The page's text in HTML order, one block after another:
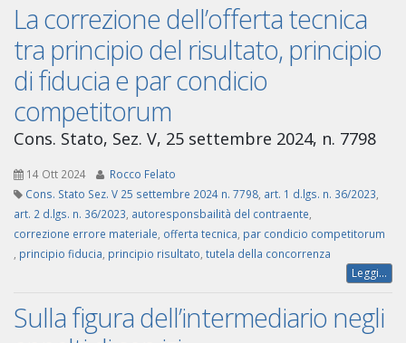
La correzione dell’offerta tecnica
tra principio del risultato, principio
di fiducia e par condicio
competitorum
Cons. Stato, Sez. V, 25 settembre 2024, n. 7798
14 Ott 2024
Rocco Felato
Cons. Stato Sez. V 25 settembre 2024 n. 7798 art. 1 d.lgs. n. 36/2023
art. 2 d.lgs. n. 36/2023 autoresponsbailità del contraente
correzione errore materiale offerta tecnica par condicio competitorum
principio fiducia principio risultato tutela della concorrenza
Leggi...
Sulla figura dell’intermediario negli